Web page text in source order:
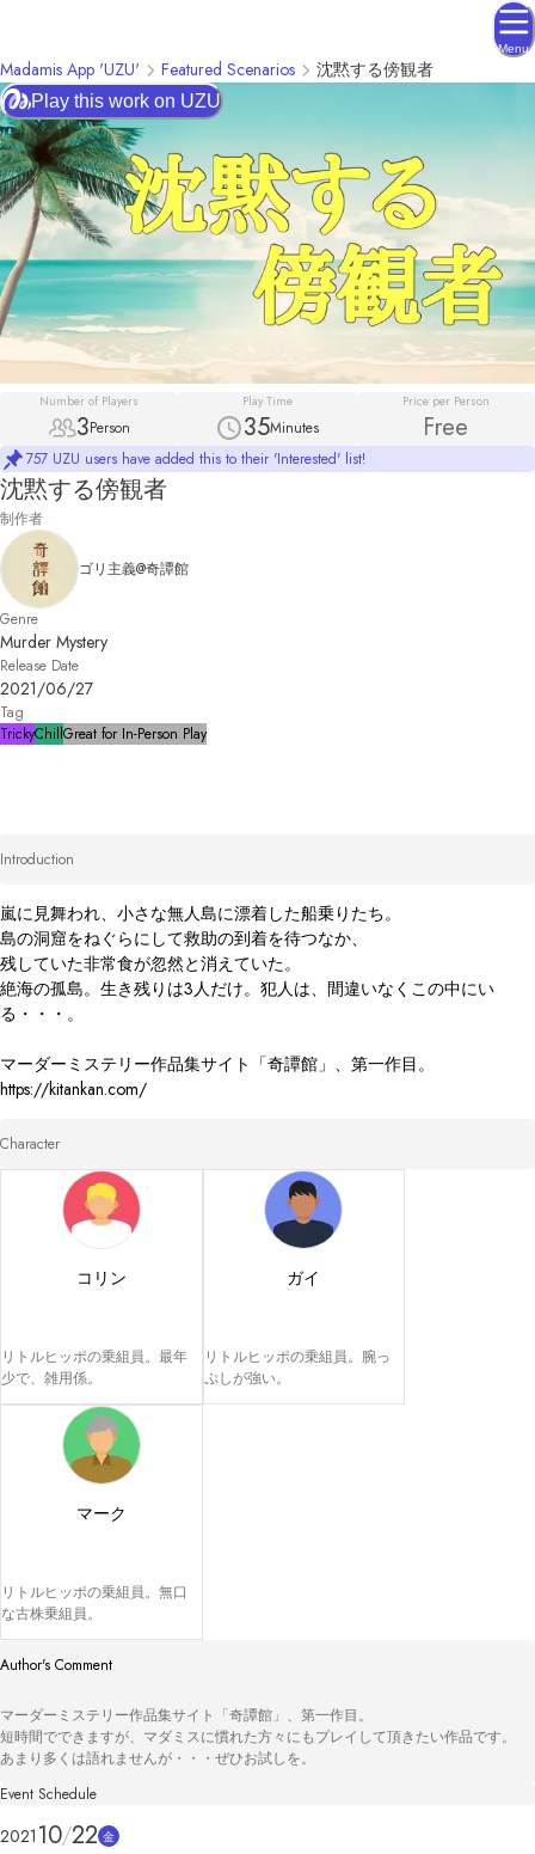
Menu
Madamis App 'UZU' Featured Scenarios 沈黙する傍観者
Number of Players
3Person
Play Time
35Minutes
Price per Person
Free
757 UZU users have added this to their 'Interested' list!
Play this work on UZU
沈黙する傍観者
制作者
ゴリ主義@奇譚館
Genre
Murder Mystery
Release Date
2021/06/27
Tag
TrickyChillGreat for In-Person Play
Introduction
嵐に見舞われ、小さな無人島に漂着した船乗りたち。
島の洞窟をねぐらにして救助の到着を待つなか、
残していた非常食が忽然と消えていた。
絶海の孤島。生き残りは3人だけ。犯人は、間違いなくこの中にい
る・・・。
マーダーミステリー作品集サイト「奇譚館」、第一作目。
Character
コリン
リトルヒッポの乗組員。最年
少で、雑用係。
ガイ
リトルヒッポの乗組員。腕っ
ぷしが強い。
マーク
リトルヒッポの乗組員。無口
な古株乗組員。
Author's Comment
マーダーミステリー作品集サイト「奇譚館」、第一作目。
短時間でできますが、マダミスに慣れた方々にもプレイして頂きたい作品です。
あまり多くは語れませんが・・・ぜひお試しを。
Event Schedule
2021 10 22 金